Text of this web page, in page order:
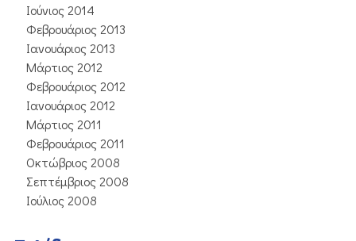
Ιούνιος 2014
Φεβρουάριος 2013
Ιανουάριος 2013
Μάρτιος 2012
Φεβρουάριος 2012
Ιανουάριος 2012
Μάρτιος 2011
Φεβρουάριος 2011
Οκτώβριος 2008
Σεπτέμβριος 2008
Ιούλιος 2008